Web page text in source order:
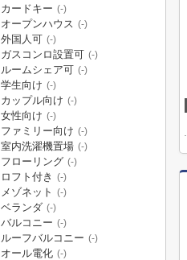
カードキー (-)
オープンハウス (-)
外国人可 (-)
ガスコンロ設置可 (-)
ルームシェア可 (-)
学生向け (-)
カップル向け (-)
女性向け (-)
ファミリー向け (-)
室内洗濯機置場 (-)
フローリング (-)
ロフト付き (-)
メゾネット (-)
ベランダ (-)
バルコニー (-)
ルーフバルコニー (-)
オール電化 (-)